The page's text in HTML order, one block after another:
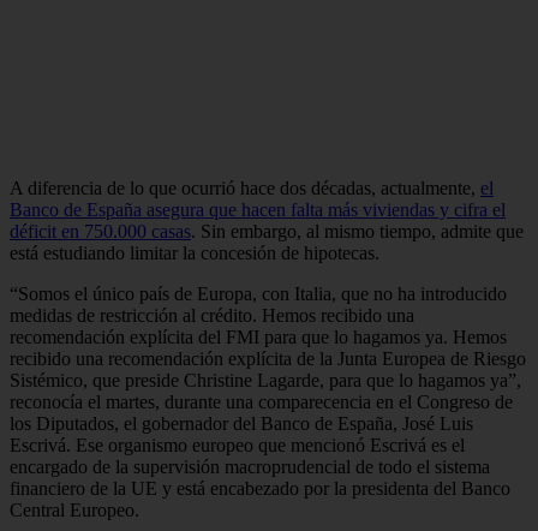
A diferencia de lo que ocurrió hace dos décadas, actualmente, el
Banco de España asegura que hacen falta más viviendas y cifra el
déficit en 750.000 casas. Sin embargo, al mismo tiempo, admite que
está estudiando limitar la concesión de hipotecas.
“Somos el único país de Europa, con Italia, que no ha introducido
medidas de restricción al crédito. Hemos recibido una
recomendación explícita del FMI para que lo hagamos ya. Hemos
recibido una recomendación explícita de la Junta Europea de Riesgo
Sistémico, que preside Christine Lagarde, para que lo hagamos ya”,
reconocía el martes, durante una comparecencia en el Congreso de
los Diputados, el gobernador del Banco de España, José Luis
Escrivá. Ese organismo europeo que mencionó Escrivá es el
encargado de la supervisión macroprudencial de todo el sistema
financiero de la UE y está encabezado por la presidenta del Banco
Central Europeo.